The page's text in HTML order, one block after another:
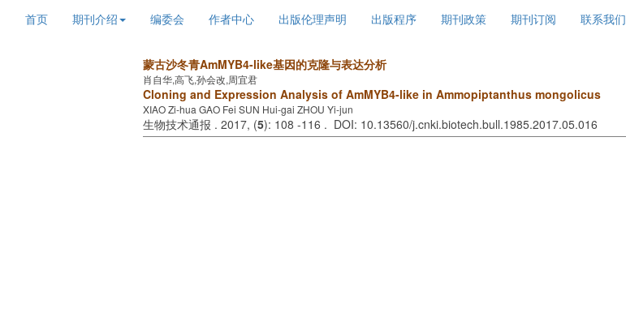
首页 期刊介绍 编委会 作者中心 出版伦理声明 出版程序 期刊政策 期刊订阅 联系我们
蒙古沙冬青AmMYB4-like基因的克隆与表达分析
肖自华,高飞,孙会改,周宜君
Cloning and Expression Analysis of AmMYB4-like in Ammopiptanthus mongolicus
XIAO Zi-hua GAO Fei SUN Hui-gai ZHOU Yi-jun
生物技术通报 . 2017, (5): 108 -116 . DOI: 10.13560/j.cnki.biotech.bull.1985.2017.05.016